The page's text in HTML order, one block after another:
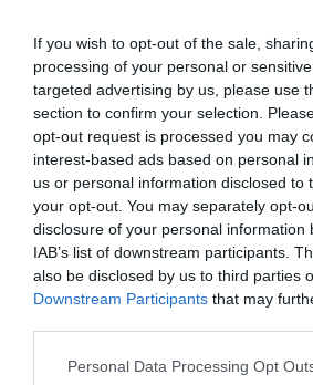
If you wish to opt-out of the sale,
processing of your personal or
targeted advertising by us, please use
section to confirm your selection.
opt-out request is processed you may
interest-based ads based on personal
us or personal information disclosed to
your opt-out. You may separately opt-
disclosure of your personal information
IAB’s list of downstream participants.
also be disclosed by us to third parties
Downstream Participants that may
Please note that this website/app uses
Personal Data Processing Opt
Ποιες αλλαγές